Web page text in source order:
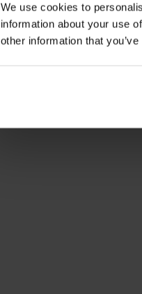
We use cookies to
information about your use
other information that